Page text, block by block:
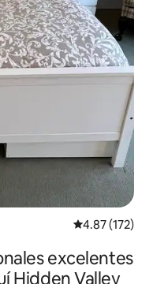
Calificación
4.87 (172)
excelentes
Hidden Valley